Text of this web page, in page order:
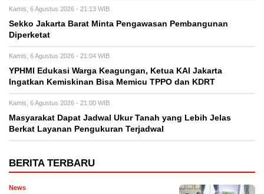
Kamis, 6 Agustus 2026 - 21:13 WIB
Sekko Jakarta Barat Minta Pengawasan Pembangunan
Diperketat
Kamis, 6 Agustus 2026 - 21:04 WIB
YPHMI Edukasi Warga Keagungan, Ketua KAI Jakarta
Ingatkan Kemiskinan Bisa Memicu TPPO dan KDRT
Kamis, 6 Agustus 2026 - 21:00 WIB
Masyarakat Dapat Jadwal Ukur Tanah yang Lebih Jelas
Berkat Layanan Pengukuran Terjadwal
BERITA TERBARU
News